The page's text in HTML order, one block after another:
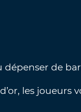
de
les